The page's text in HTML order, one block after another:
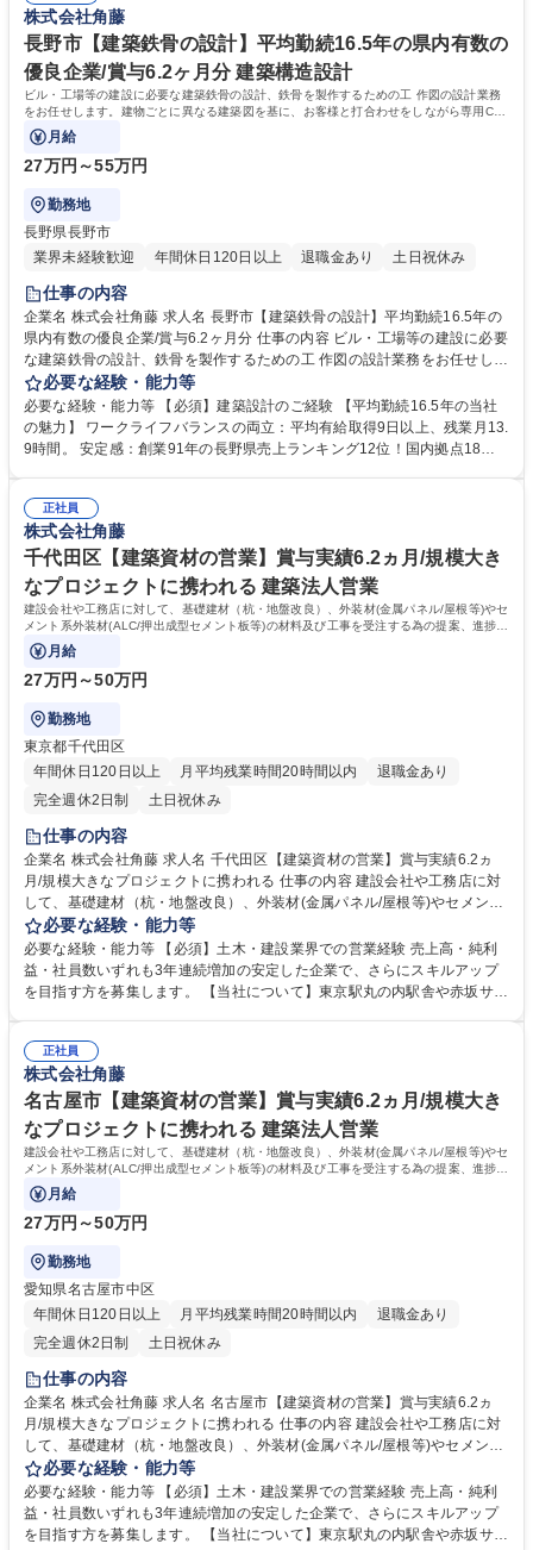
です。 募集職種 長野市【基礎工事/現場管理】第二新卒◎/県や国を代表す
る施工実績/賞与6.2ヵ月
に携わる工事件数約1,500件、日本を支える代表的な施工実績多数 学歴・
資格 学歴：大学院 大学 高専 短大 専修学校 高校 語学力： 資格：第一種運
転免許普通自動車
株式会社角藤
長野市【建築鉄骨の設計】平均勤続16.5年の県内有数の
優良企業/賞与6.2ヶ月分 建築構造設計
ビル・工場等の建設に必要な建築鉄骨の設計、鉄骨を製作するための工 作図の設計業務
をお任せします。建物ごとに異なる建築図を基に、お客様と打合わせをしながら専用CA
Dを使って作図します。
月給
27万円～55万円
勤務地
長野県長野市
業界未経験歓迎
年間休日120日以上 退職金あり 土日祝休み
仕事の内容
企業名 株式会社角藤 求人名 長野市【建築鉄骨の設計】平均勤続16.5年の
県内有数の優良企業/賞与6.2ヶ月分 仕事の内容 ビル・工場等の建設に必要
な建築鉄骨の設計、鉄骨を製作するための工 作図の設計業務をお任せしま
す。建物ごとに異なる建築図を基に、お客様と打合わせをしながら専用C
ADを使って作図します。 東京駅丸の内駅舎や赤坂サカスといったランド
マークから、北陸新幹線などのインフラ設備に加えて、商業施設、学校、
病院、工場などの建築工事、橋梁・土木工事まで非常に幅広いジャンルの
に貢献したい人も、日本を代表する建造物に携わりたい人も、希望を叶え
ることができます。 募集職種 長野市【建築鉄骨の設計】平均勤続16.5年
の県内有数の優良企業/賞与6.2ヶ月分
必要な経験・能力等
必要な経験・能力等 【必須】建築設計のご経験 【平均勤続16.5年の当社
の魅力】 ワークライフバランスの両立：平均有給取得9日以上、残業月13.
9時間。 安定感：創業91年の長野県売上ランキング12位！国内拠点18ヶ
還元を大切にしており、賞与は年3回、6.2ヶ月分支給。 学歴・資格 学
歴：大学院 大学 高専 短大 専修学校 高校 語学力： 資格：
正社員
株式会社角藤
千代田区【建築資材の営業】賞与実績6.2ヵ月/規模大き
なプロジェクトに携われる 建築法人営業
建設会社や工務店に対して、基礎建材（杭・地盤改良）、外装材(金属パネル/屋根等)やセ
メント系外装材(ALC/押出成型セメント板等)の材料及び工事を受注する為の提案、進捗管
理のサポート、精算をお任せします。
月給
27万円～50万円
勤務地
東京都千代田区
年間休日120日以上
月平均残業時間20時間以内
退職金あり
完全週休2日制
土日祝休み
仕事の内容
企業名 株式会社角藤 求人名 千代田区【建築資材の営業】賞与実績6.2ヵ
月/規模大きなプロジェクトに携われる 仕事の内容 建設会社や工務店に対
して、基礎建材（杭・地盤改良）、外装材(金属パネル/屋根等)やセメント
系外装材(ALC/押出成型セメント板等)の材料及び工事を受注する為の提
案、進捗管理のサポート、精算をお任せします。 ※金属系外装材は、建物
や景観材等の「意匠材」として使用されます。自身の提案で、街の美化や
利便性の向上に貢献できる仕事です。 【工事実績】JR長野駅（鉄骨・外
最大1年間、土木工事における杭や山留工事の、品質向上、工期短縮、安
全確保などの現場管理をお任せします。 募集職種 千代田区【建築資材の
営業】賞与実績6.2ヵ月/規模大きなプロジェクトに携われる
必要な経験・能力等
必要な経験・能力等 【必須】土木・建設業界での営業経験 売上高・純利
益・社員数いずれも3年連続増加の安定した企業で、さらにスキルアップ
を目指す方を募集します。 【当社について】東京駅丸の内駅舎や赤坂サカ
ルの建設に関わっています。 【当社の魅力】安定：創業91年の長野県売
上ランキング12位！国内拠点18ヶ所あり、年間に携わる工事件数約1,500
件 WLBの両立可：平均勤続年数16.7年、年休121日、平均有給取得日数9.
0日、育休取得率100％ 学歴・資格 学歴：大学院 大学 語学力： 資格：第
一種運転免許普通自動車
正社員
株式会社角藤
名古屋市【建築資材の営業】賞与実績6.2ヵ月/規模大き
なプロジェクトに携われる 建築法人営業
建設会社や工務店に対して、基礎建材（杭・地盤改良）、外装材(金属パネル/屋根等)やセ
メント系外装材(ALC/押出成型セメント板等)の材料及び工事を受注する為の提案、進捗管
理のサポート、精算をお任せします。
月給
27万円～50万円
勤務地
愛知県名古屋市中区
年間休日120日以上
月平均残業時間20時間以内
退職金あり
完全週休2日制
土日祝休み
仕事の内容
企業名 株式会社角藤 求人名 名古屋市【建築資材の営業】賞与実績6.2ヵ
月/規模大きなプロジェクトに携われる 仕事の内容 建設会社や工務店に対
して、基礎建材（杭・地盤改良）、外装材(金属パネル/屋根等)やセメント
系外装材(ALC/押出成型セメント板等)の材料及び工事を受注する為の提
案、進捗管理のサポート、精算をお任せします。 ※金属系外装材は、建物
や景観材等の「意匠材」として使用されます。自身の提案で、街の美化や
利便性の向上に貢献できる仕事です。 【工事実績】JR長野駅（鉄骨・外
必要な経験・能力等
必要な経験・能力等 【必須】土木・建設業界での営業経験 売上高・純利
益・社員数いずれも3年連続増加の安定した企業で、さらにスキルアップ
を目指す方を募集します。 【当社について】東京駅丸の内駅舎や赤坂サカ